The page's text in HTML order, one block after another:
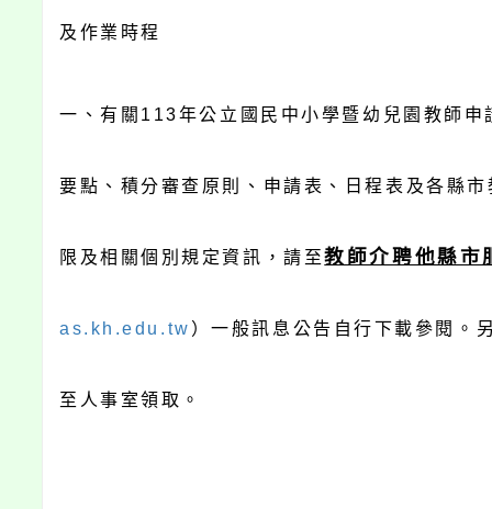
及作業時程
一、有關113年公立國民中小學暨幼兒園教師申
要點、積分審查原則、申請表、日程表及各縣
限及相關個別規定資訊，請至教師介聘他縣市
as.kh.edu.tw ）一般訊息公告自行下載參閱。
至人事室領取。